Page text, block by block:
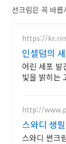
선크림은 꼭 바릅
https://
인셀덤의
어린 세포 발
빛을 밝히는
http://
스와디 생
스와디 썬크